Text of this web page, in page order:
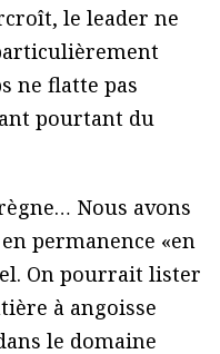
le leader ne
ne flatte pas
pourtant du
Nous avons
permanence «en
On pourrait lister
à angoisse
le domaine